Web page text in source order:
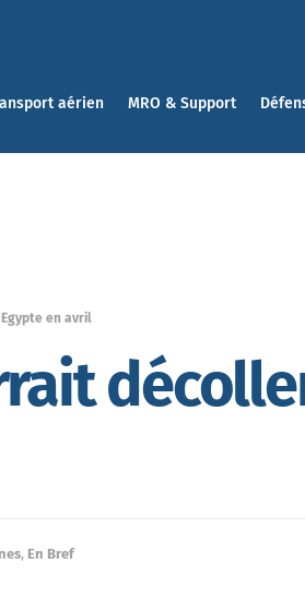
aérien MRO & Support
en avril
, En Bref